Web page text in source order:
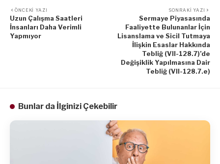
ÖNCEKI YAZI
Uzun Çalışma Saatleri
İnsanları Daha Verimli
Yapmıyor
SONRAKI YAZI
Sermaye Piyasasında
Faaliyette Bulunanlar İçin
Lisanslama ve Sicil Tutmaya
İlişkin Esaslar Hakkında
Tebliğ (VII-128.7)’de
Değişiklik Yapılmasına Dair
Tebliğ (VII-128.7.e)
Bunlar da İlginizi Çekebilir